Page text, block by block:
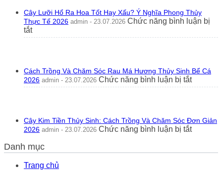
Ý
Nghĩa
Thủy
Có
Cây Lưỡi Hổ Ra Hoa Tốt Hay Xấu? Ý Nghĩa Phong Thủy
Thực Tế 2026 admin - 23.07.2026 Chức năng bình luận bị
tắtở
Cây
Hoa
Tốt
Nghĩa
Phong
Thực
Tế
2026
Cách Trồng Và Chăm Sóc Rau Má Hương Thủy Sinh Bể Cá
2026 admin - 23.07.2026 Chức năng bình luận bị tắtở
Cách
Sóc
Rau
Hương
Cây Kim Tiền Thủy Sinh: Cách Trồng Và Chăm Sóc Đơn Giản
2026 admin - 23.07.2026 Chức năng bình luận bị tắtở
Tiền
Danh mục
Trang chủ